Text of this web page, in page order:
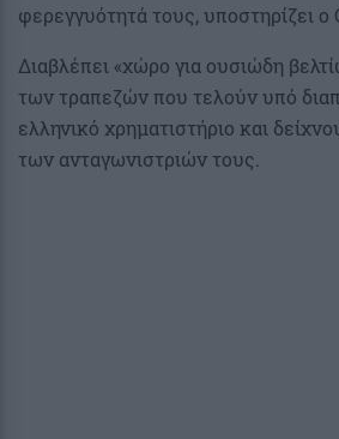
φερεγγυότητά τους, υποστηρίζει ο
Διαβλέπει «χώρο για ουσιώδη
των τραπεζών που τελούν υπό
ελληνικό χρηματιστήριο και
των ανταγωνιστριών τους.